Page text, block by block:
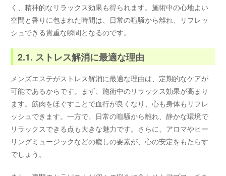
く、精神的なリラックス効果も得られます。施術中の心地よい
空間と香りに包まれた時間は、日常の喧騒から離れ、リフレッ
シュできる貴重な瞬間となるのです。
2.1. ストレス解消に最適な理由
メンズエステがストレス解消に最適な理由は、定期的なケアが
可能であるからです。まず、施術中のリラックス効果が高まり
ます。筋肉をほぐすことで血行が良くなり、心も身体もリフレ
ッシュできます。一方で、日常の喧騒から離れ、静かな環境で
リラックスできる点も大きな魅力です。さらに、アロマやヒー
リングミュージックなどの癒しの要素が、心の安定をもたらす
でしょう。